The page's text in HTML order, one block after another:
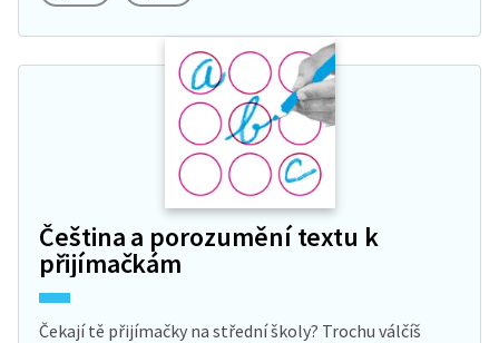
Čeština a porozumění textu k
přijímačkám
Čekají tě přijímačky na střední školy? Trochu válčíš